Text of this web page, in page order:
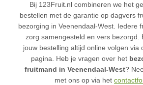
Bij 123Fruit.nl combineren we het
bestellen met de garantie op dagvers
bezorging in Veenendaal-West. Iedere
zorg samengesteld en vers bezorgd.
jouw bestelling altijd online volgen via
pagina. Heb je vragen over het
fruitmand in Veenendaal-West?
met ons op via het